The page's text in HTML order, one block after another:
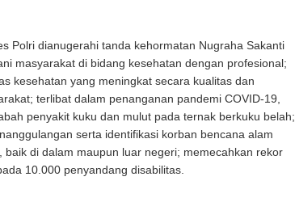
Polri dianugerahi tanda kehormatan Nugraha Sakanti
masyarakat di bidang kesehatan dengan profesional;
kesehatan yang meningkat secara kualitas dan
terlibat dalam penanganan pandemi COVID-19,
penyakit kuku dan mulut pada ternak berkuku belah;
serta identifikasi korban bencana alam
baik di dalam maupun luar negeri; memecahkan rekor
10.000 penyandang disabilitas.